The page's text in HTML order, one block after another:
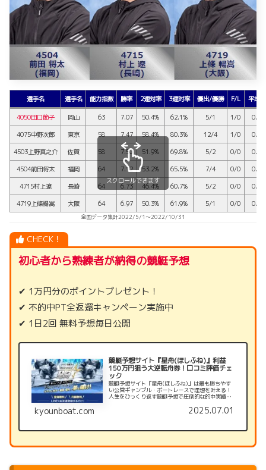
選手名 選手名 能力指数 勝率 2連対率 3連対率 優出/優勝 F/L 平均
4050田口節子 岡山 63 7.07 50.4% 62.1% 5/1 1/0 0.13
4075中野次郎 東京 58 7.47 58.4% 80.3% 12/4 1/0 0.14
4503上野真之介 佐賀 58 7.50 51.9% 69.8% 5/2 0/0 0.13
4504前田将太 福岡 64 7.12 53.2% 65.5% 7/4 0/0 0.14
4715村上遼 長崎 64 6.73 46.4% 60.7% 5/2 0/0 0.13
4719上條暢嵩 大阪 64 6.97 50.3% 61.9% 5/1 0/0 0.15
スクロールできます
全国データ集計2022/5/1～2022/10/31
CHECK！
初心者から熟練者が納得の競艇予想
✔ 1万円分のポイントプレゼント！
✔ 不的中PT全返還キャンペーン実施中
✔ 1日2回 無料予想毎日公開
競艇予想サイト『星舟(ほしふね)』利益
150万円狙う大逆転舟券！口コミ評価チェ
ック
競艇予想サイト『星舟(ほしふね)』は最も勝ちやす
い公営ギャンブル・ボートレースで理想を叶える！
人生をひっくり返す競艇予想で圧倒的な的中実績を
kyounboat.com 2025.07.01